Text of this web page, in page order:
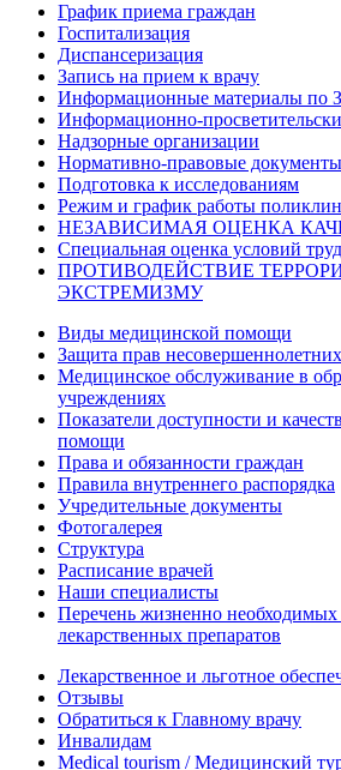
График приема граждан
Госпитализация
Диспансеризация
Запись на прием к врачу
Информационные материалы по
Информационно-
Надзорные организации
Нормативно-правовые документы
Подготовка к исследованиям
Режим и график работы
НЕЗАВИСИМАЯ ОЦЕНКА
Специальная оценка условий
ПРОТИВОДЕЙСТВИЕ
ЭКСТРЕМИЗМУ
Виды медицинской помощи
Защита прав несовершеннолетних
Медицинское обслуживание в
учреждениях
Показатели доступности и
помощи
Права и обязанности граждан
Правила внутреннего распорядка
Учредительные документы
Фотогалерея
Структура
Расписание врачей
Наши специалисты
Перечень жизненно
лекарственных препаратов
Лекарственное и льготное
Отзывы
Обратиться к Главному врачу
Инвалидам
Medical tourism / Медицинский